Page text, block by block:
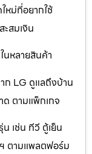
หม่ที่อยากใช้
ะสมเงิน
นหลายสินค้า
ก LG ดูแลถึงบ้าน
ด ตามแพ็กเกจ
เช่น ทีวี ตู้เย็น
ตามแพลตฟอร์ม